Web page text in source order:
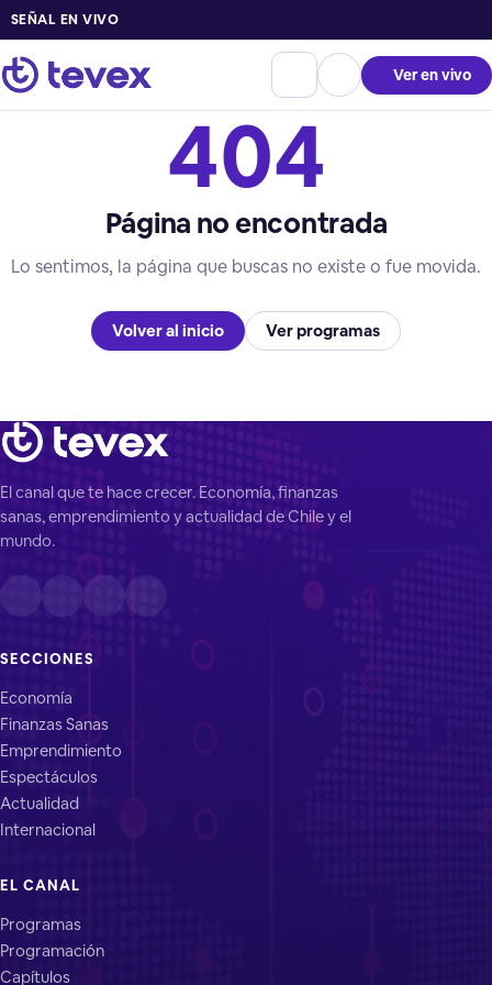
SEÑAL EN VIVO
Ver en vivo
404
Página no encontrada
Lo sentimos, la página que buscas no existe o fue movida.
Volver al inicio Ver programas
El canal que te hace crecer. Economía, finanzas
sanas, emprendimiento y actualidad de Chile y el
mundo.
SECCIONES
Economía
Finanzas Sanas
Emprendimiento
Espectáculos
Actualidad
Internacional
EL CANAL
Programas
Programación
Capítulos